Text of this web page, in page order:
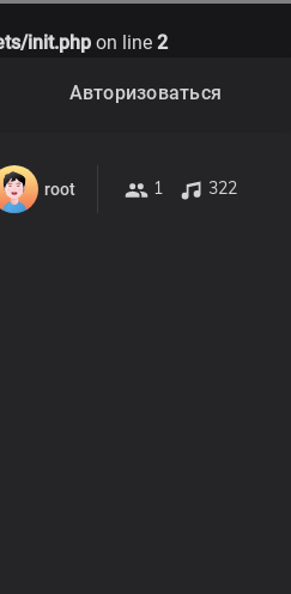
init.php on line 2
Авторизоваться
root 1 322